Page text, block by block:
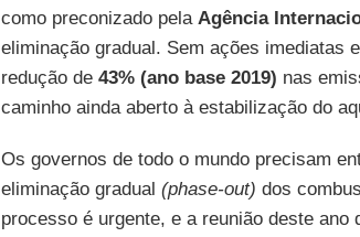
como preconizado pela Agência
eliminação gradual. Sem ações imediatas
redução de 43% (ano base 2019) nas
caminho ainda aberto à estabilização do
Os governos de todo o mundo precisam
eliminação gradual (phase-out) dos
processo é urgente, e a reunião deste ano